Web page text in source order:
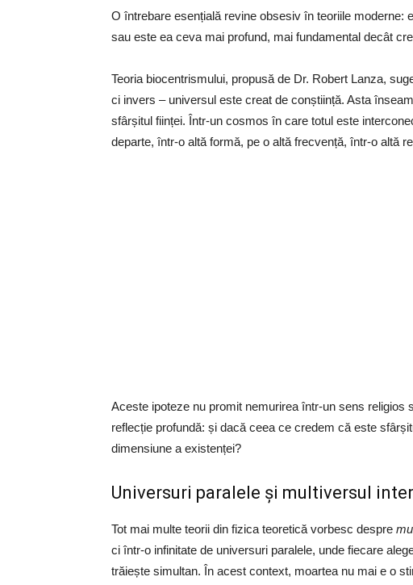
O întrebare esențială revine obsesiv în teoriile moderne:
sau este ea ceva mai profund, mai fundamental decât
Teoria biocentrismului, propusă de Dr. Robert Lanza,
ci invers – universul este creat de conștiință. Asta
sfârșitul ființei. Într-un cosmos în care totul este
departe, într-o altă formă, pe o altă frecvență, într-o altă
Aceste ipoteze nu promit nemurirea într-un sens religios
reflecție profundă: și dacă ceea ce credem că este
dimensiune a existenței?
Universuri paralele și multiversul
Tot mai multe teorii din fizica teoretică vorbesc despre
ci într-o infinitate de universuri paralele, unde fiecare
trăiește simultan. În acest context, moartea nu mai e o